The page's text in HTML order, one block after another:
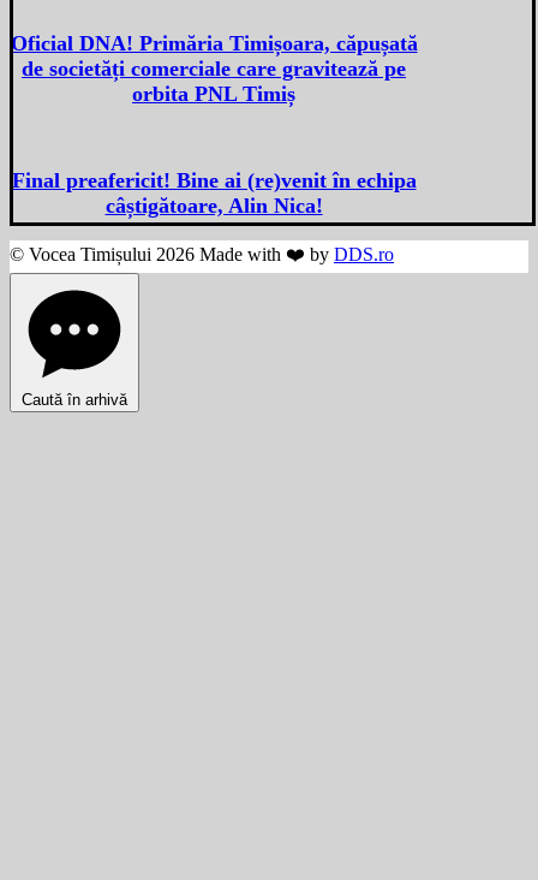
Oficial DNA! Primăria Timișoara, căpușată
de societăți comerciale care gravitează pe
orbita PNL Timiș
Final preafericit! Bine ai (re)venit în echipa
câștigătoare, Alin Nica!
© Vocea Timișului 2026 Made with ❤️ by DDS.ro
Caută în arhivă